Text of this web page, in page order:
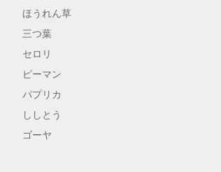
ほうれん草
三つ葉
セロリ
ピーマン
パプリカ
ししとう
ゴーヤ